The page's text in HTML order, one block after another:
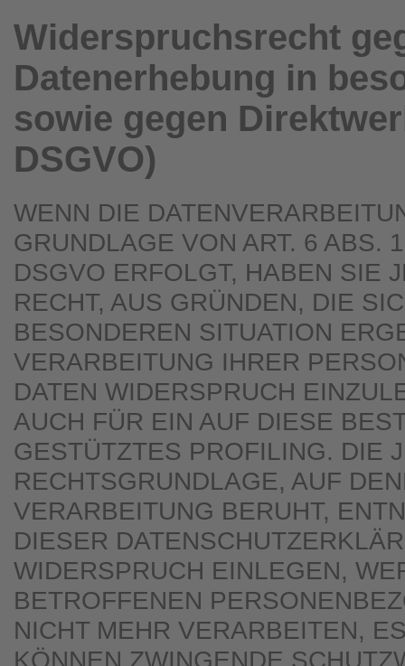
Widerspruchsrecht
Datenerhebung in
sowie gegen
DSGVO)
WENN DIE
GRUNDLAGE VON ART. 6 ABS.
DSGVO ERFOLGT, HABEN SIE
RECHT, AUS GRÜNDEN, DIE
BESONDEREN SITUATION
VERARBEITUNG IHRER
DATEN WIDERSPRUCH
AUCH FÜR EIN AUF DIESE
GESTÜTZTES PROFILING. DIE
RECHTSGRUNDLAGE, AUF
VERARBEITUNG BERUHT,
DIESER
WIDERSPRUCH EINLEGEN,
BETROFFENEN
NICHT MEHR VERARBEITEN,
KÖNNEN ZWINGENDE